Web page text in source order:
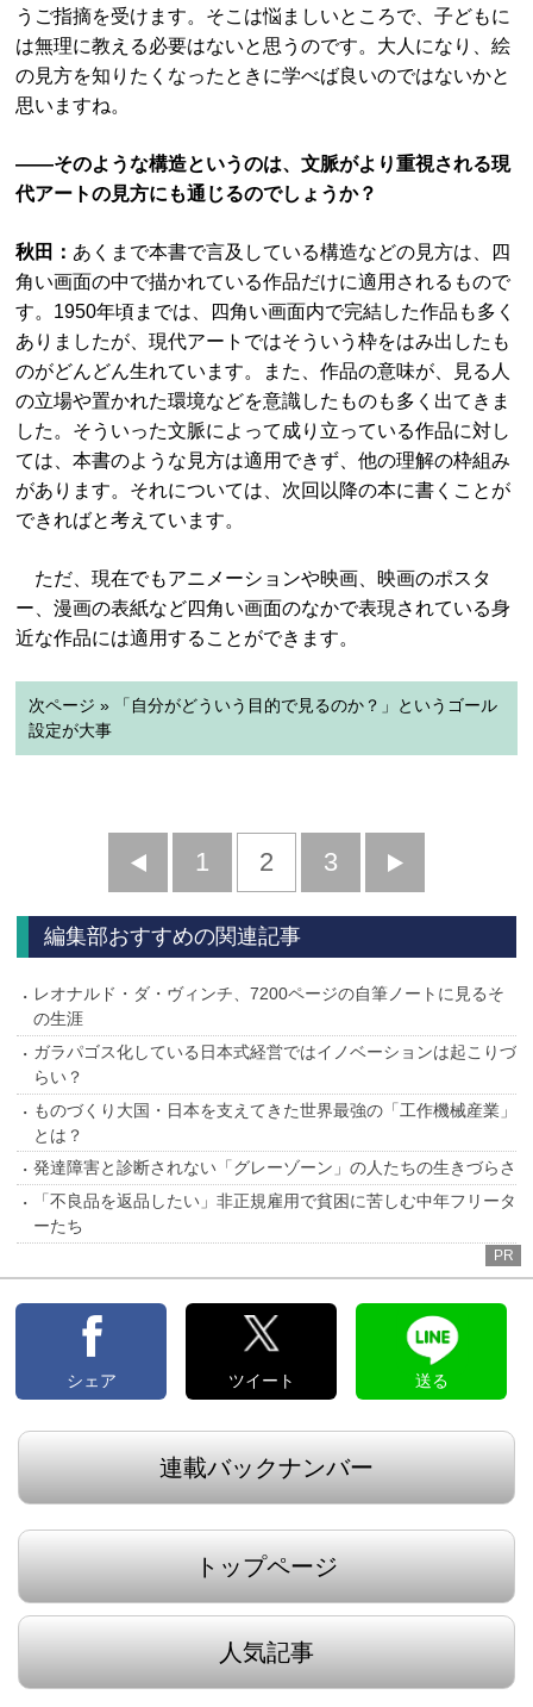
うご指摘を受けます。そこは悩ましいところで、子どもに
は無理に教える必要はないと思うのです。大人になり、絵
の見方を知りたくなったときに学べば良いのではないかと
思いますね。
――そのような構造というのは、文脈がより重視される現
代アートの見方にも通じるのでしょうか？
秋田： あくまで本書で言及している構造などの見方は、四
角い画面の中で描かれている作品だけに適用されるもので
す。1950年頃までは、四角い画面内で完結した作品も多く
ありましたが、現代アートではそういう枠をはみ出したも
のがどんどん生れています。また、作品の意味が、見る人
の立場や置かれた環境などを意識したものも多く出てきま
した。そういった文脈によって成り立っている作品に対し
ては、本書のような見方は適用できず、他の理解の枠組み
があります。それについては、次回以降の本に書くことが
できればと考えています。
ただ、現在でもアニメーションや映画、映画のポスタ
ー、漫画の表紙など四角い画面のなかで表現されている身
近な作品には適用することができます。
次ページ » 「自分がどういう目的で見るのか？」というゴール
設定が大事
前
へ
1 2 3
へ
編集部おすすめの関連記事
レオナルド・ダ・ヴィンチ、7200ページの自筆ノートに見るそ
の生涯
ガラパゴス化している日本式経営ではイノベーションは起こりづ
らい？
ものづくり大国・日本を支えてきた世界最強の「工作機械産業」
とは？
発達障害と診断されない「グレーゾーン」の人たちの生きづらさ
「不良品を返品したい」非正規雇用で貧困に苦しむ中年フリータ
ーたち
PR
シェア ツイート 送る
連載バックナンバー
トップページ
人気記事